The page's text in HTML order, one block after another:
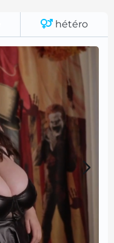
hétéro